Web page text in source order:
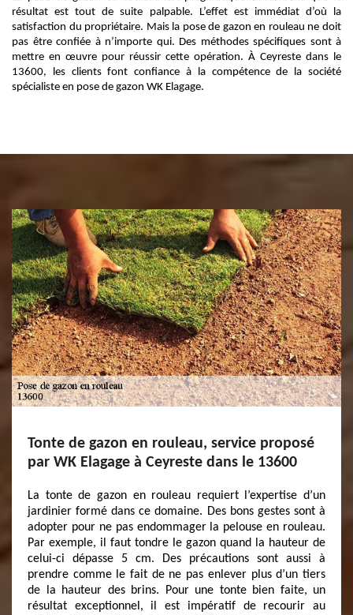
résultat est tout de suite palpable. L’effet est immédiat d’où la
satisfaction du propriétaire. Mais la pose de gazon en rouleau ne doit
pas être confiée à n’importe qui. Des méthodes spécifiques sont à
mettre en œuvre pour réussir cette opération. À Ceyreste dans le
13600, les clients font confiance à la compétence de la société
spécialiste en pose de gazon WK Elagage.
Tonte de gazon en rouleau, service proposé
par WK Elagage à Ceyreste dans le 13600
La tonte de gazon en rouleau requiert l’expertise d’un
jardinier formé dans ce domaine. Des bons gestes sont à
adopter pour ne pas endommager la pelouse en rouleau.
Par exemple, il faut tondre le gazon quand la hauteur de
celui-ci dépasse 5 cm. Des précautions sont aussi à
prendre comme le fait de ne pas enlever plus d’un tiers
de la hauteur des brins. Pour une tonte bien faite, un
résultat exceptionnel, il est impératif de recourir au